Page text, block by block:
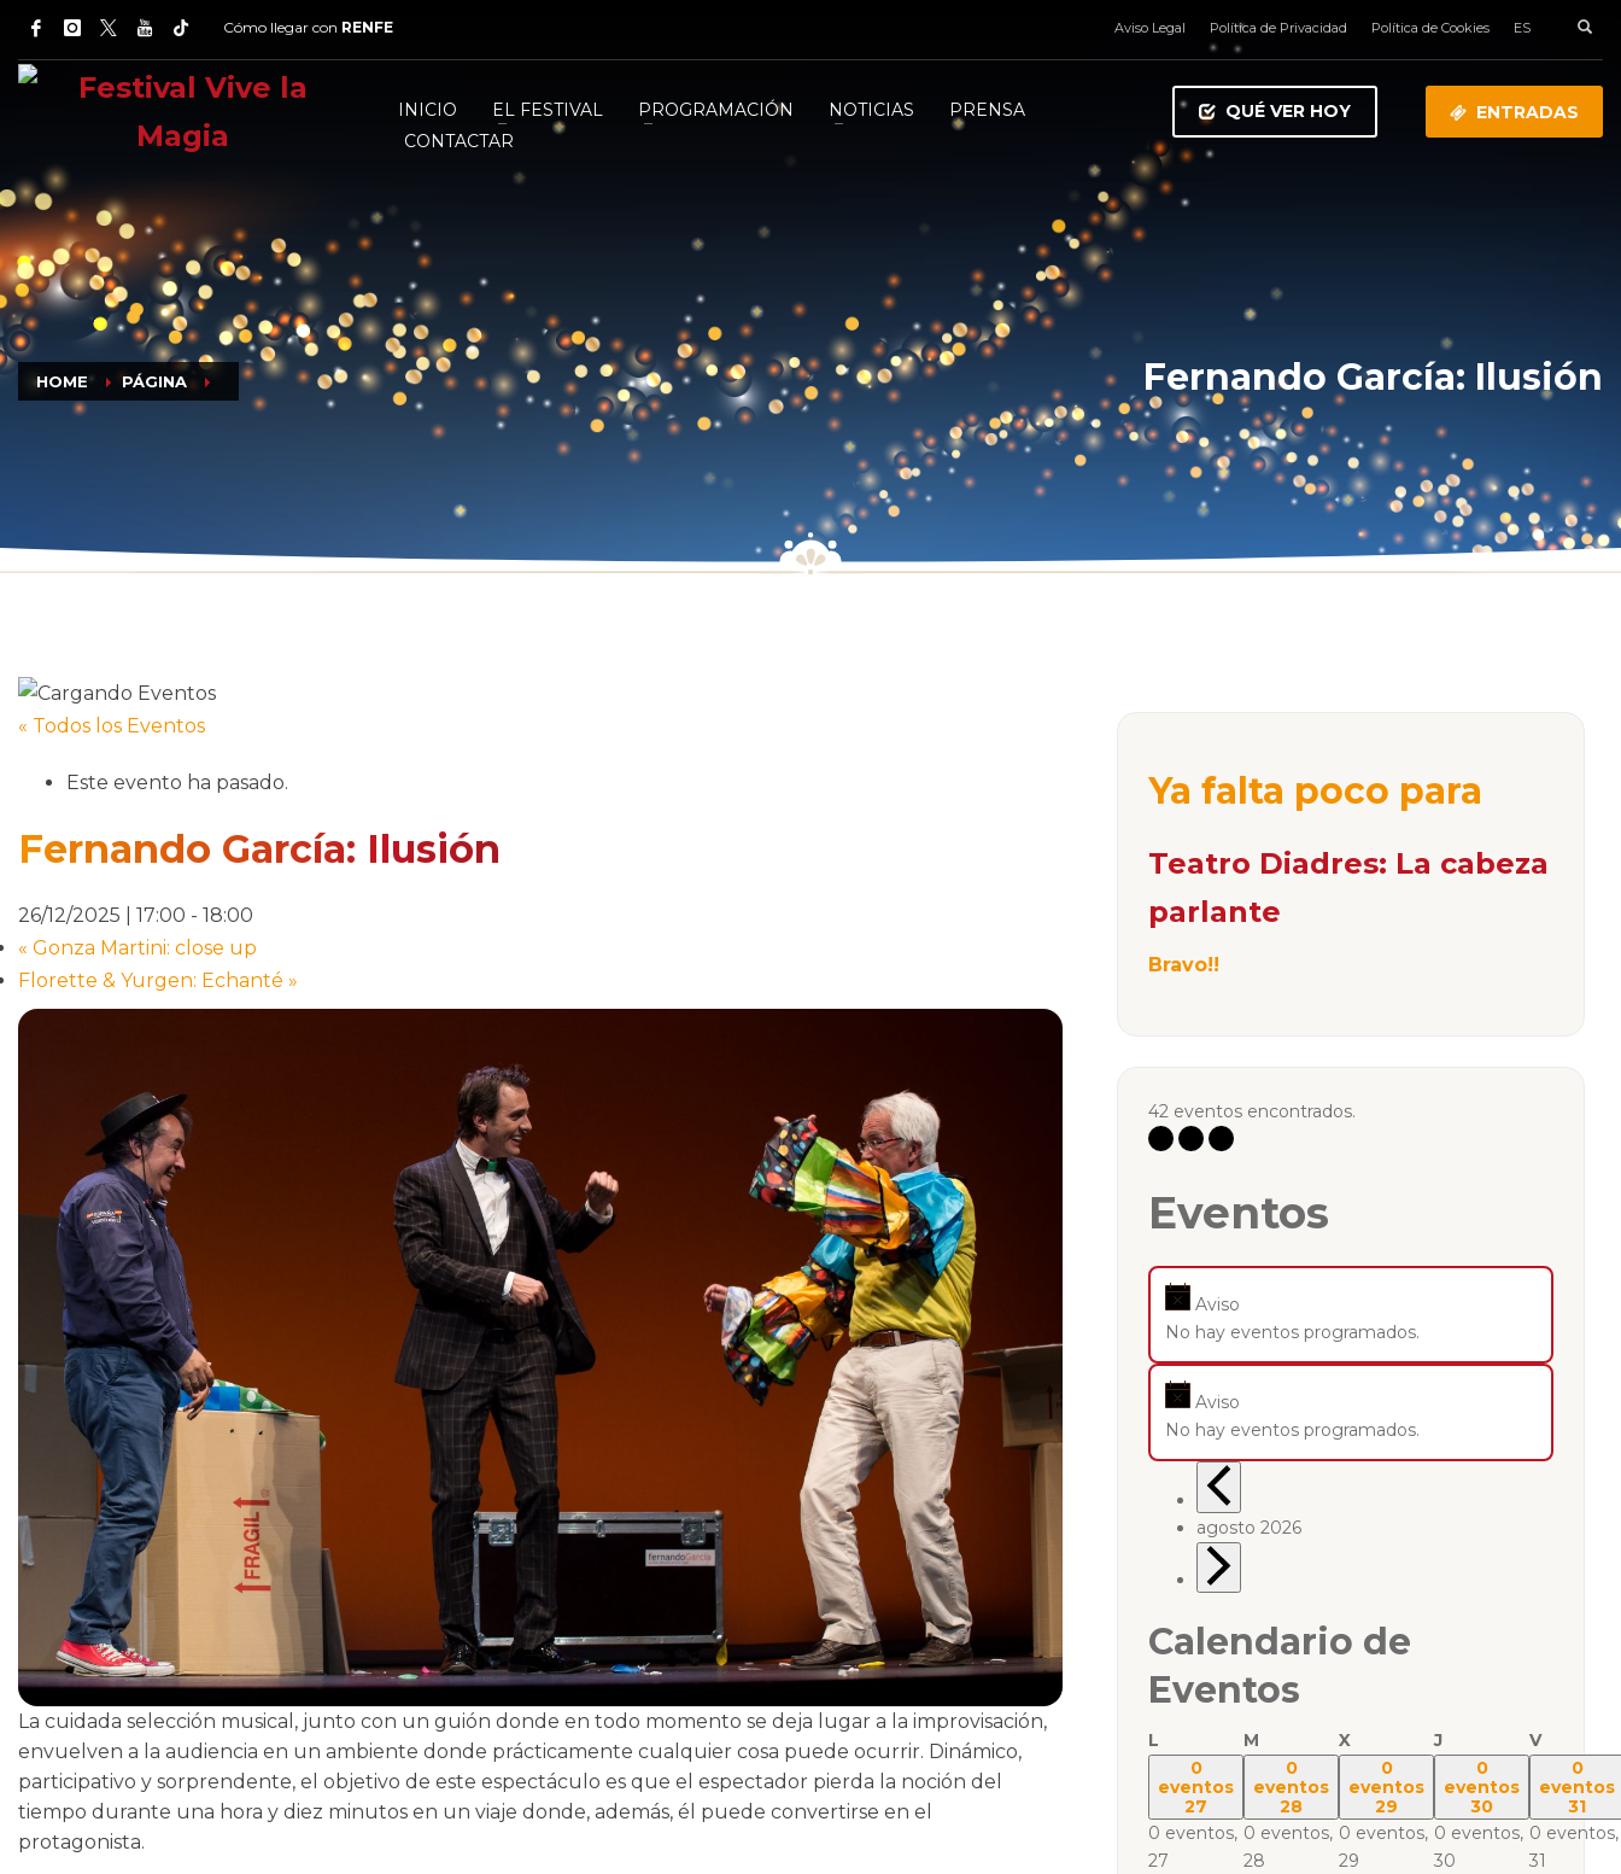
Cómo llegar con RENFE Aviso Legal Política de Privacidad Política de Cookies ES
INICIO EL FESTIVAL PROGRAMACIÓN NOTICIAS
PRENSA
CONTACTAR
QUÉ VER HOY ENTRADAS
HOME PÁGINA Fernando García: Ilusión
« Todos los Eventos
Este evento ha pasado.
Fernando García: Ilusión
26/12/2025 | 17:00 - 18:00
« Gonza Martini: close up
Florette & Yurgen: Echanté »
La cuidada selección musical, junto con un guión donde en todo momento se deja lugar a la improvisación,
envuelven a la audiencia en un ambiente donde prácticamente cualquier cosa puede ocurrir. Dinámico,
participativo y sorprendente, el objetivo de este espectáculo es que el espectador pierda la noción del
tiempo durante una hora y diez minutos en un viaje donde, además, él puede convertirse en el
protagonista.
Ya falta poco para
Teatro Diadres: La cabeza
parlante
Bravo!!
42 eventos encontrados.
Eventos
Aviso
No hay eventos programados.
Aviso
No hay eventos programados.
agosto 2026
Calendario de
Eventos
L M X J
V
0
eventos
27
0 eventos,
27
0
eventos
28
0 eventos,
28
0
eventos
29
0 eventos,
29
0
eventos
30
0 eventos,
30
0
eventos
31
0 eventos,
31